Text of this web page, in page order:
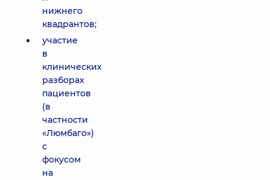
нижнего
квадрантов;
участие
в
клинических
разборах
пациентов
(в
частности
«Люмбаго»)
с
фокусом
на